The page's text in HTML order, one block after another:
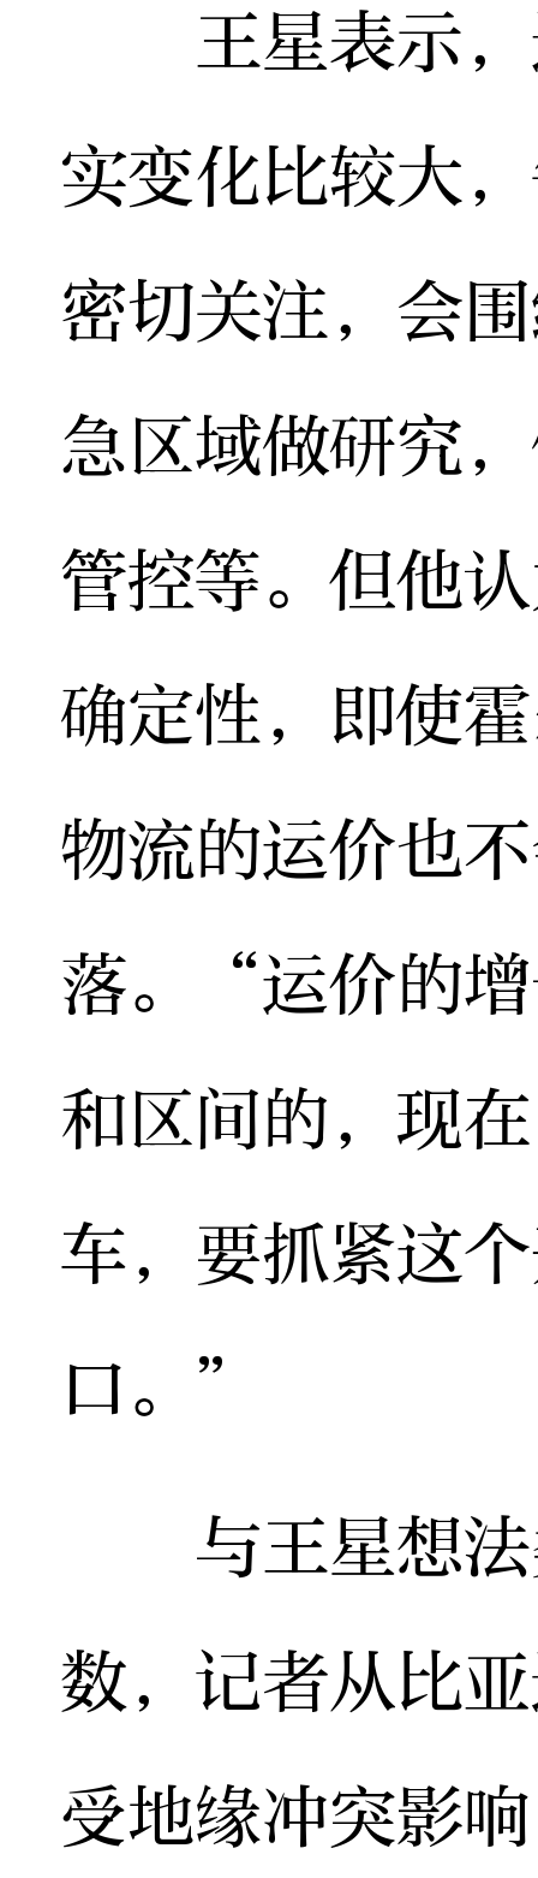
王星表示，
实变化比较大
密切关注，会
急区域做研究
管控等。但他
确定性，即使
物流的运价也
落。“运价的
和区间的，现
车，要抓紧这
口。”
与王星想法
数，记者从比
受地缘冲突影